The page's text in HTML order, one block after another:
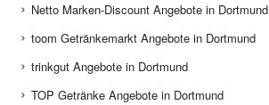
Netto Marken-Discount Angebote in Dortmund
toom Getränkemarkt Angebote in Dortmund
trinkgut Angebote in Dortmund
TOP Getränke Angebote in Dortmund